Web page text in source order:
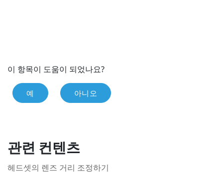
이 항목이 도움이 되었나요?
예 아니오
관련 컨텐츠
헤드셋의 렌즈 거리 조정하기